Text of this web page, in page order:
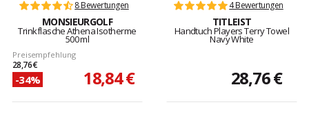
8 Bewertungen
MONSIEURGOLF
Trinkflasche Athena Isotherme
500 ml
Preisempfehlung
28,76 €
-34% 18,84 €
4 Bewertungen
TITLEIST
Handtuch Players Terry Towel
Navy White
28,76 €